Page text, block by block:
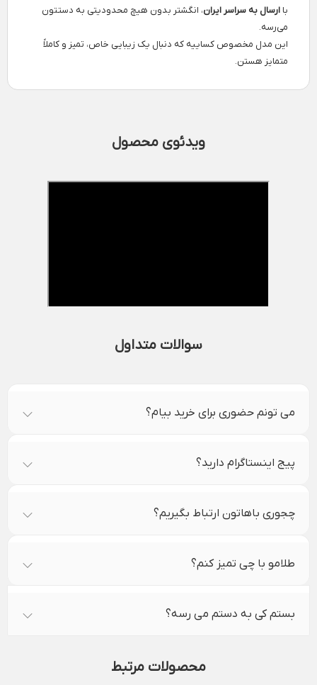
با ارسال به سراسر ایران، انگشتر بدون هیچ محدودیتی به دستتون
می‌رسه.
این مدل مخصوص کساییه که دنبال یک زیبایی خاص، تمیز و کاملاً
متمایز هستن.
ویدئوی محصول
سوالات متداول
می تونم حضوری برای خرید بیام؟
پیج اینستاگرام دارید؟
چجوری باهاتون ارتباط بگیریم؟
طلامو با چی تمیز کنم؟
بستم کی به دستم می رسه؟
محصولات مرتبط